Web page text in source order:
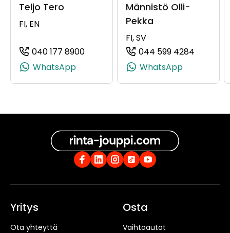
Teljo Tero
FI, EN
040 177 8900
(+358401778900, 0401778900,
WhatsApp
Männistö Olli-
Pekka
FI, SV
044 599 4284
WhatsApp
Yritys
Ota yhteyttä
Osta
Vaihtoautot